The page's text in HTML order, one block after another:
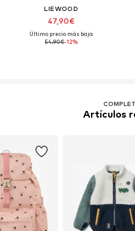
LIEWOOD
47,90€
Último precio más bajo:
54,90€-12%
Artículos